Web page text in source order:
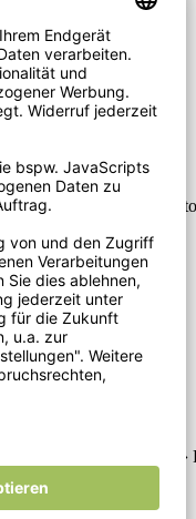
Gerüche im
Farben in jeder...
Gerüche im Auto
Farben in jeder...